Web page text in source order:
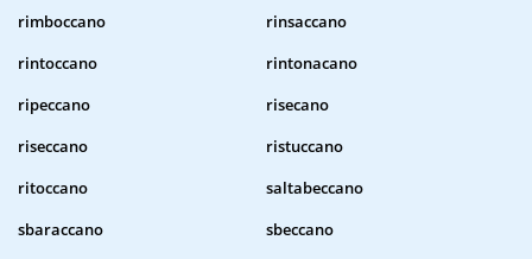
rimboccano
rinsaccano
rintoccano
rintonacano
ripeccano
risecano
riseccano
ristuccano
ritoccano
saltabeccano
sbaraccano
sbeccano